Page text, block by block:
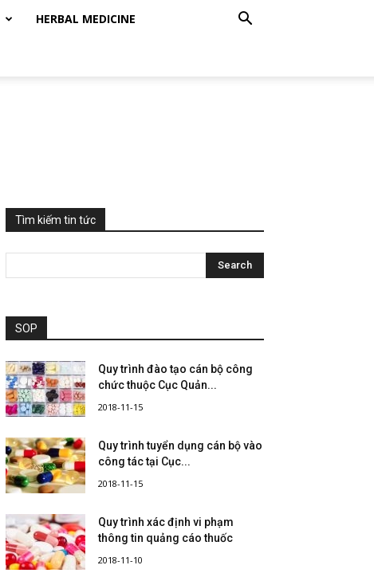
HERBAL MEDICINE
Tìm kiếm tin tức
SOP
Quy trình đào tạo cán bộ công
chức thuộc Cục Quản...
2018-11-15
Quy trình tuyển dụng cán bộ vào
công tác tại Cục...
2018-11-15
Quy trình xác định vi phạm
thông tin quảng cáo thuốc
2018-11-10